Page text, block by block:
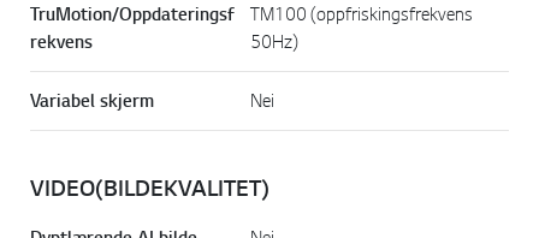
TruMotion/Oppdateringsf
rekvens
TM100 (oppfriskingsfrekvens
50Hz)
Variabel skjerm Nei
VIDEO(BILDEKVALITET)